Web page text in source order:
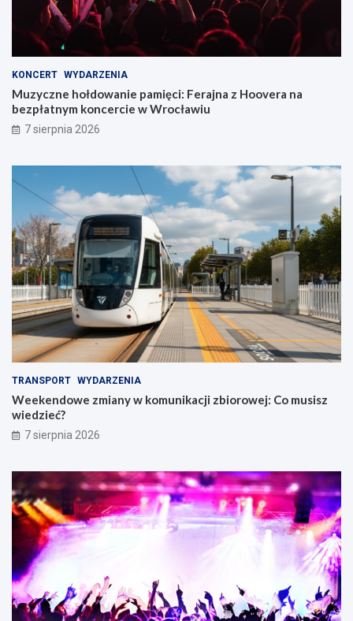
KONCERT WYDARZENIA
Muzyczne hołdowanie pamięci: Ferajna z Hoovera na
bezpłatnym koncercie w Wrocławiu
7 sierpnia 2026
TRANSPORT WYDARZENIA
Weekendowe zmiany w komunikacji zbiorowej: Co musisz
wiedzieć?
7 sierpnia 2026